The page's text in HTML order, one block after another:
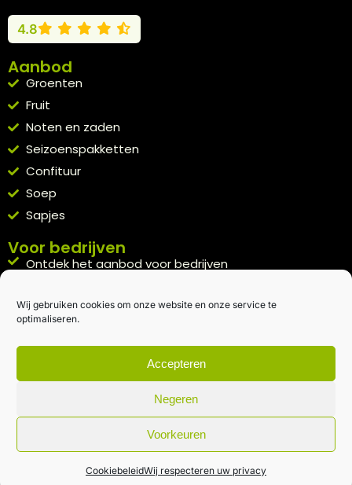
Wij gebruiken cookies om onze website en onze service te
optimaliseren.
Accepteren
Negeren
Voorkeuren
CookiebeleidWij respecteren uw privacy
4.8
Aanbod
Groenten
Fruit
Noten en zaden
Seizoenspakketten
Confituur
Soep
Sapjes
Voor bedrijven
Ontdek het aanbod voor bedrijven
Kennismakingspakket aanvragen
Blijft op de hoogte
Rechtstreeks van het veld naar je inbox.
Inschrijven nieuwsbrief
Algemene voorwaarden|Privacybeleid| gemaakt met door
creativitijd